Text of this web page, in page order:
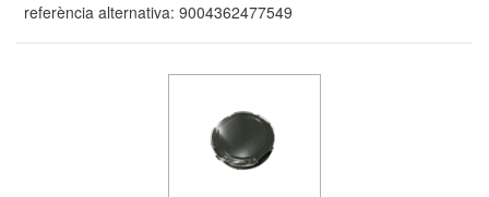
referència alternativa: 9004362477549